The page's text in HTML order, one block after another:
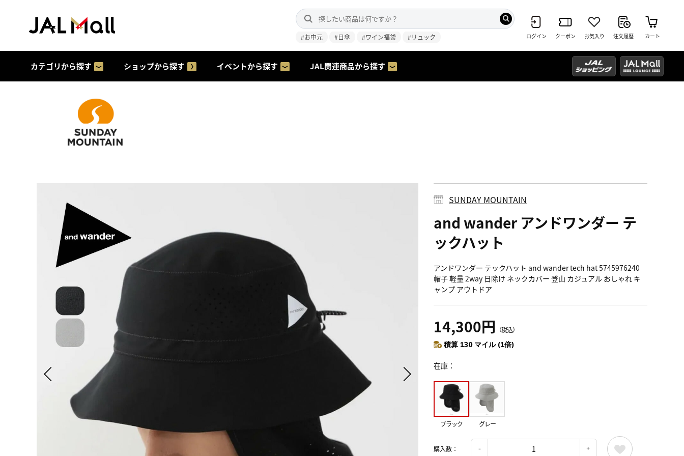
#お中元 #日傘 #ワイン福袋 #リュック ログイン クーポン お気入り 注文履歴 カート
カテゴリから探す ショップから探す イベントから探す JAL関連商品から探す
SUNDAY MOUNTAIN
and wander アンドワンダー テ
ックハット
アンドワンダー テックハット and wander tech hat 5745976240
帽子 軽量 2way 日除け ネックカバー 登山 カジュアル おしゃれ キ
ャンプ アウトドア
14,300円 （税込）
積算 130 マイル (1倍)
在庫
ブラック グレー
購入数：